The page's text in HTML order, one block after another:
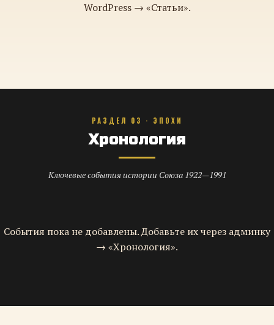
WordPress → «Статьи».
РАЗДЕЛ 03 · ЭПОХИ
Хронология
Ключевые события истории Союза 1922—1991
События пока не добавлены. Добавьте их через админку
→ «Хронология».